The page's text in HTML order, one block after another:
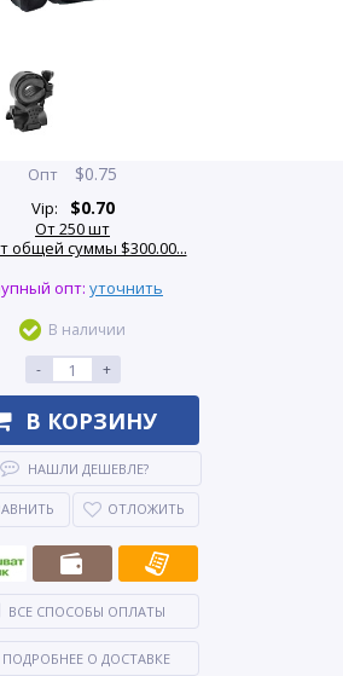
Опт $0.75
Vip: $0.70
От 250 шт
общей суммы $300.00...
опт: уточнить
В наличии
-
+
В КОРЗИНУ
НАШЛИ ДЕШЕВЛЕ?
ОТЛОЖИТЬ
ВСЕ СПОСОБЫ ОПЛАТЫ
ПОДРОБНЕЕ О ДОСТАВКЕ